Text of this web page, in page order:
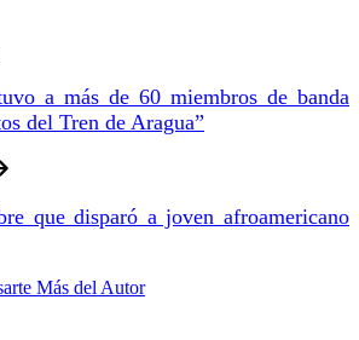
a más de 60 miembros de banda
del Tren de Aragua”
que disparó a joven afroamericano
Más del Autor